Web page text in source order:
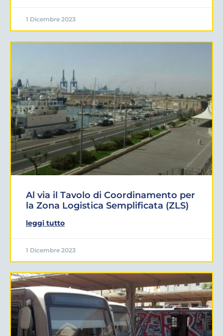
1 Dicembre 2023
Al via il Tavolo di Coordinamento per
la Zona Logistica Semplificata (ZLS)
leggi tutto
1 Dicembre 2023